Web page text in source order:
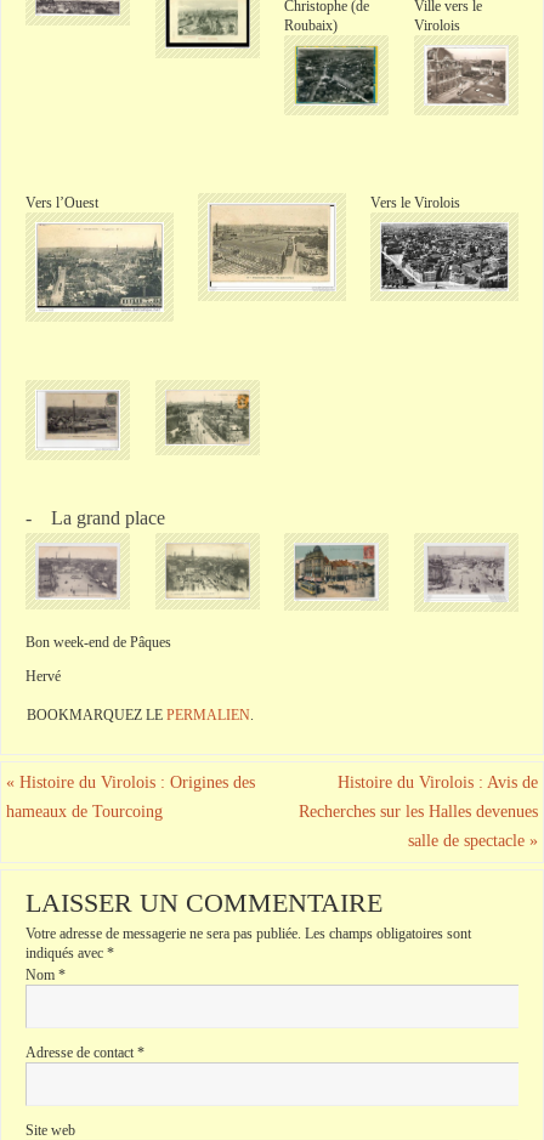
Christophe (de
Roubaix)
Ville vers le
Virolois
Vers l’Ouest Vers le Virolois
- La grand place
Bon week-end de Pâques
Hervé
BOOKMARQUEZ LE PERMALIEN
« Histoire du Virolois : Origines des
hameaux de Tourcoing
Histoire du Virolois : Avis de
Recherches sur les Halles devenues
salle de spectacle »
LAISSER UN COMMENTAIRE
Votre adresse de messagerie ne sera pas publiée. Les champs obligatoires sont
indiqués avec *
Nom *
Adresse de contact *
Site web